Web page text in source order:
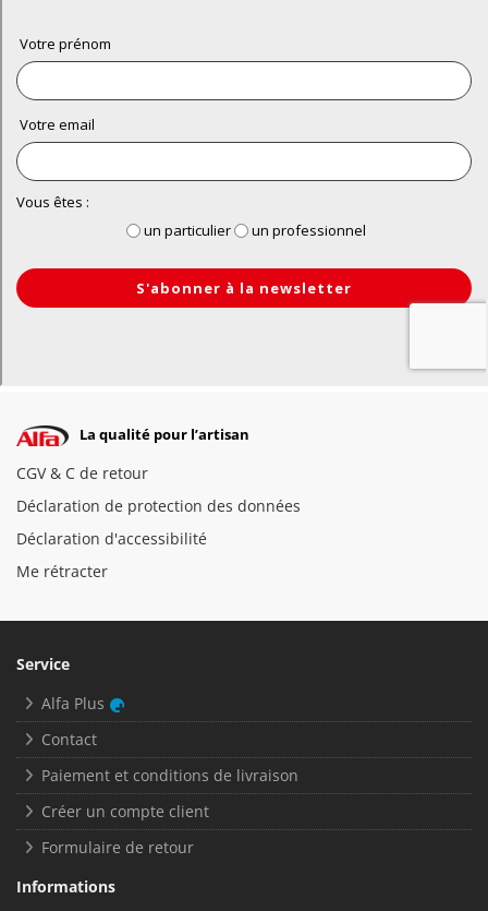
La qualité pour l’artisan
CGV & C de retour
Déclaration de protection des données
Déclaration d'accessibilité
Me rétracter
Service
Alfa Plus
Contact
Paiement et conditions de livraison
Créer un compte client
Formulaire de retour
Informations